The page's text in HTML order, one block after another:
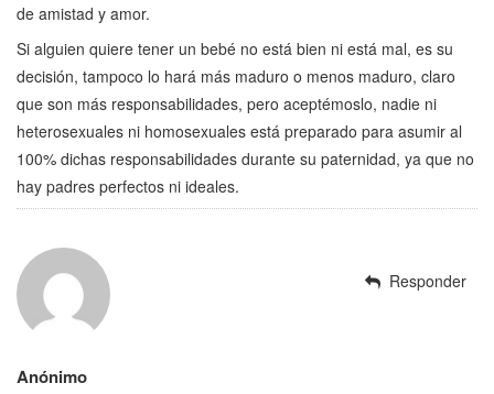
de amistad y amor.
Si alguien quiere tener un bebé no está bien ni está mal, es su
decisión, tampoco lo hará más maduro o menos maduro, claro
que son más responsabilidades, pero aceptémoslo, nadie ni
heterosexuales ni homosexuales está preparado para asumir al
100% dichas responsabilidades durante su paternidad, ya que no
hay padres perfectos ni ideales.
Anónimo
Responder